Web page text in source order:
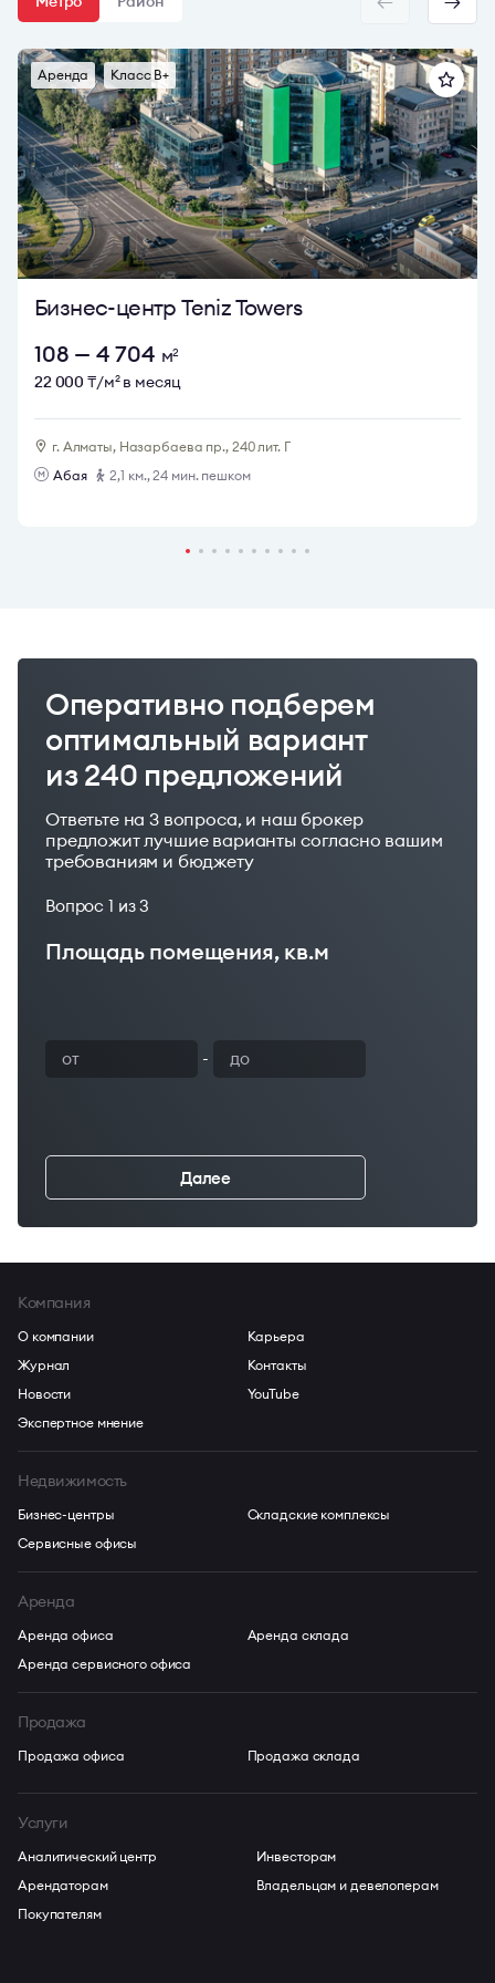
Tower International сделан качественный ремонт.
Деловой комплекс находится под охраной, состав
арендаторов делового комплекса выгодный.
Узнать стоимость аренды, запросить планировку, а
также выяснить все детали аренды офиса в White Tower
International вы можете у наших консультантов.
Оставляйте заявку через кнопку «Записаться на
просмотр». Мы оперативно свяжемся с вами.
Аренда Класс B+
Бизнес-центр Teniz Towers
108 — 4 704 м2
22 000₸/м2в месяц
г. Алматы, Назарбаева пр., 240 лит. Г
Абая
2,1 км., 24 мин. пешком
Оперативно подберем
оптимальный вариант
из 240 предложений
Ответьте на 3 вопроса, и наш брокер
предложит лучшие варианты согласно вашим
требованиям и бюджету
Вопрос 1 из 3
Площадь помещения, кв.м
-
Далее
Компания
О компании
Журнал
Новости
Экспертное мнение
Карьера
Контакты
YouTube
Недвижимость
Бизнес-центры
Сервисные офисы
Складские комплексы
Аренда
Аренда офиса
Аренда сервисного офиса
Аренда склада
Продажа
Продажа офиса Продажа склада
Услуги
Аналитический центр
Арендаторам
Покупателям
Инвесторам
Владельцам и девелоперам